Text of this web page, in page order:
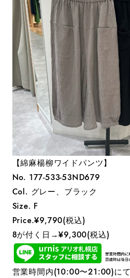
【綿麻楊柳ワイドパンツ】
No. 177-533-53ND679
Col. グレー、ブラック
Size. F
Price.¥9,790(税込)
8が付く日→¥9,300(税込)
営業時間内(10:00〜21:00)にて